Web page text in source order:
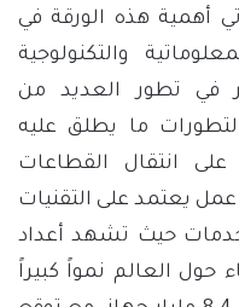
أهمية هذه الورقة في
والتكنولوجية
في تطور العديد من
ما يطلق عليه
على انتقال القطاعات
يعتمد على التقنيات
حيث تشهد أعداد
حول العالم نمواً كبيراً